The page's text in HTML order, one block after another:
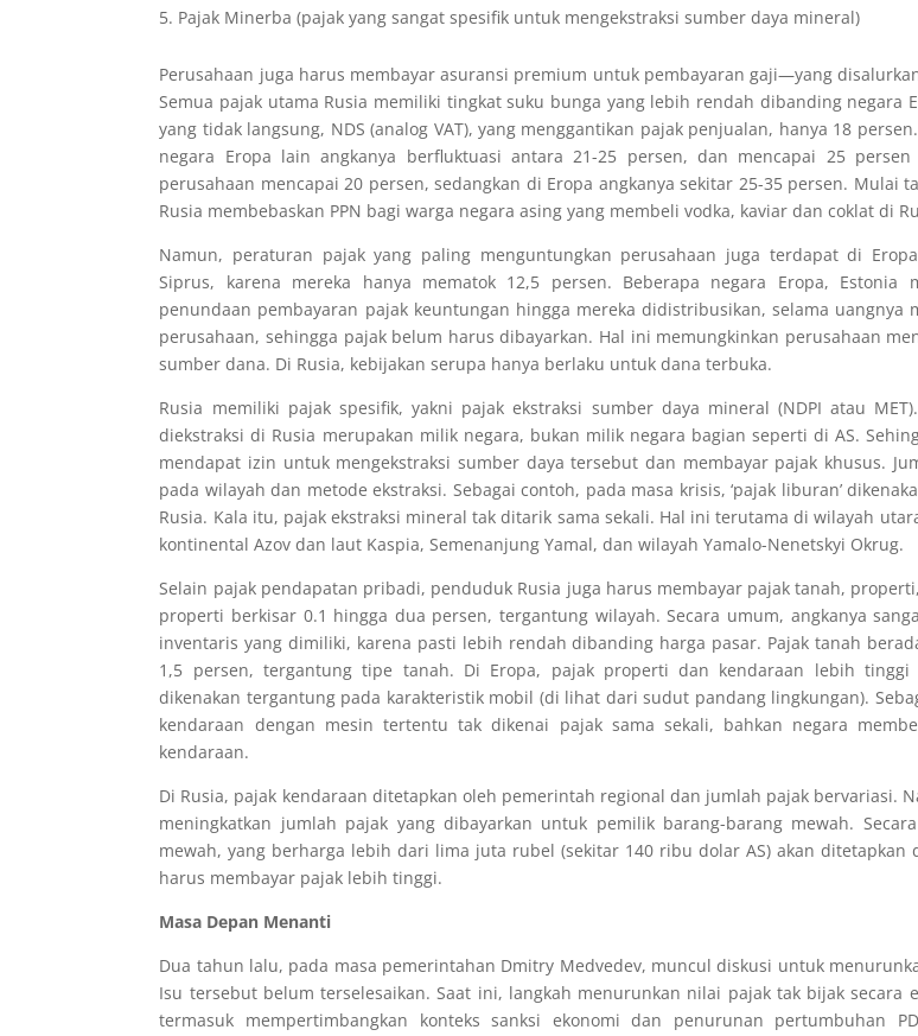
Pajak Minerba (pajak yang sangat spesifik untuk mengekstraksi sumber daya mineral)
Perusahaan juga harus membayar asuransi premium untuk pembayaran gaji—yang
Semua pajak utama Rusia memiliki tingkat suku bunga yang lebih rendah dibanding negara
yang tidak langsung, NDS (analog VAT), yang menggantikan pajak penjualan, hanya 18
negara Eropa lain angkanya berfluktuasi antara 21-25 persen, dan mencapai 25 persen
perusahaan mencapai 20 persen, sedangkan di Eropa angkanya sekitar 25-35 persen. Mulai
Rusia membebaskan PPN bagi warga negara asing yang membeli vodka, kaviar dan coklat di
Namun, peraturan pajak yang paling menguntungkan perusahaan juga terdapat di
Siprus, karena mereka hanya mematok 12,5 persen. Beberapa negara Eropa, Estonia
penundaan pembayaran pajak keuntungan hingga mereka didistribusikan, selama uangnya
perusahaan, sehingga pajak belum harus dibayarkan. Hal ini memungkinkan perusahaan
sumber dana. Di Rusia, kebijakan serupa hanya berlaku untuk dana terbuka.
Rusia memiliki pajak spesifik, yakni pajak ekstraksi sumber daya mineral (NDPI atau
diekstraksi di Rusia merupakan milik negara, bukan milik negara bagian seperti di AS.
mendapat izin untuk mengekstraksi sumber daya tersebut dan membayar pajak khusus.
pada wilayah dan metode ekstraksi. Sebagai contoh, pada masa krisis, ‘pajak liburan’
Rusia. Kala itu, pajak ekstraksi mineral tak ditarik sama sekali. Hal ini terutama di wilayah
kontinental Azov dan laut Kaspia, Semenanjung Yamal, dan wilayah Yamalo-Nenetskyi Okrug.
Selain pajak pendapatan pribadi, penduduk Rusia juga harus membayar pajak tanah,
properti berkisar 0.1 hingga dua persen, tergantung wilayah. Secara umum, angkanya
inventaris yang dimiliki, karena pasti lebih rendah dibanding harga pasar. Pajak tanah
1,5 persen, tergantung tipe tanah. Di Eropa, pajak properti dan kendaraan lebih tinggi
dikenakan tergantung pada karakteristik mobil (di lihat dari sudut pandang lingkungan).
kendaraan dengan mesin tertentu tak dikenai pajak sama sekali, bahkan negara
kendaraan.
Di Rusia, pajak kendaraan ditetapkan oleh pemerintah regional dan jumlah pajak bervariasi.
meningkatkan jumlah pajak yang dibayarkan untuk pemilik barang-barang mewah.
mewah, yang berharga lebih dari lima juta rubel (sekitar 140 ribu dolar AS) akan ditetapkan
harus membayar pajak lebih tinggi.
Masa Depan Menanti
Dua tahun lalu, pada masa pemerintahan Dmitry Medvedev, muncul diskusi untuk
Isu tersebut belum terselesaikan. Saat ini, langkah menurunkan nilai pajak tak bijak secara
termasuk mempertimbangkan konteks sanksi ekonomi dan penurunan pertumbuhan